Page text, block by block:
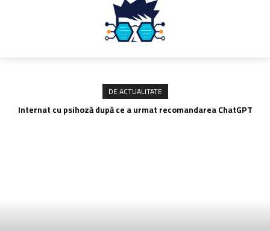
DE ACTUALITATE
Internat cu psihoză după ce a urmat recomandarea ChatGPT